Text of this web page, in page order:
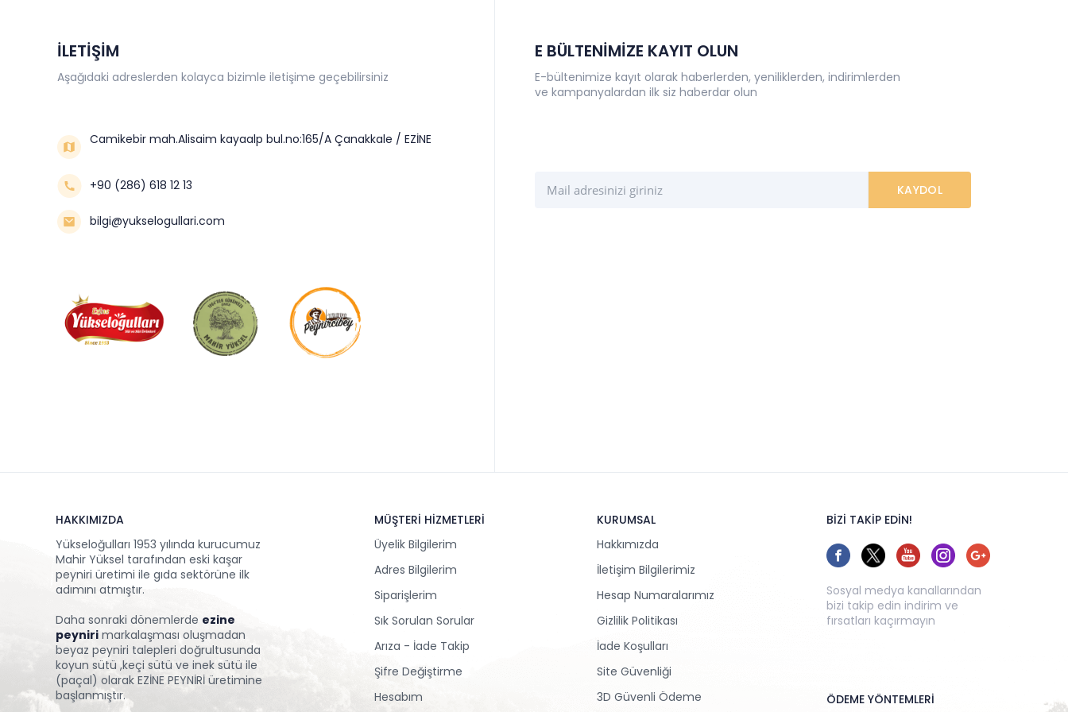
İLETİŞİM
Aşağıdaki adreslerden kolayca bizimle iletişime geçebilirsiniz
Camikebir mah.Alisaim kayaalp bul.no:165/A Çanakkale / EZİNE
+90 (286) 618 12 13
bilgi@yukselogullari.com
E BÜLTENİMİZE KAYIT OLUN
E-bültenimize kayıt olarak haberlerden, yeniliklerden, indirimlerden
ve kampanyalardan ilk siz haberdar olun
HAKKIMIZDA
Yükseloğulları 1953 yılında kurucumuz
Mahir Yüksel tarafından eski kaşar
peyniri üretimi ile gıda sektörüne ilk
adımını atmıştır.
Daha sonraki dönemlerde ezine
peynirimarkalaşması oluşmadan
beyaz peyniri talepleri doğrultusunda
koyun sütü ,keçi sütü ve inek sütü ile
(paçal) olarak EZİNE PEYNİRİ üretimine
başlanmıştır.
MÜŞTERİ HİZMETLERİ
Üyelik Bilgilerim
Adres Bilgilerim
Siparişlerim
Sık Sorulan Sorular
Arıza - İade Takip
Şifre Değiştirme
Hesabım
KURUMSAL
Hakkımızda
İletişim Bilgilerimiz
Hesap Numaralarımız
Gizlilik Politikası
İade Koşulları
Site Güvenliği
3D Güvenli Ödeme
BİZİ TAKİP EDİN!
Sosyal medya kanallarından
bizi takip edin indirim ve
fırsatları kaçırmayın
ÖDEME YÖNTEMLERİ